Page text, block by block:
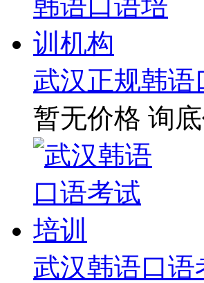
武汉正规韩
暂无价格 询
武汉韩语口语